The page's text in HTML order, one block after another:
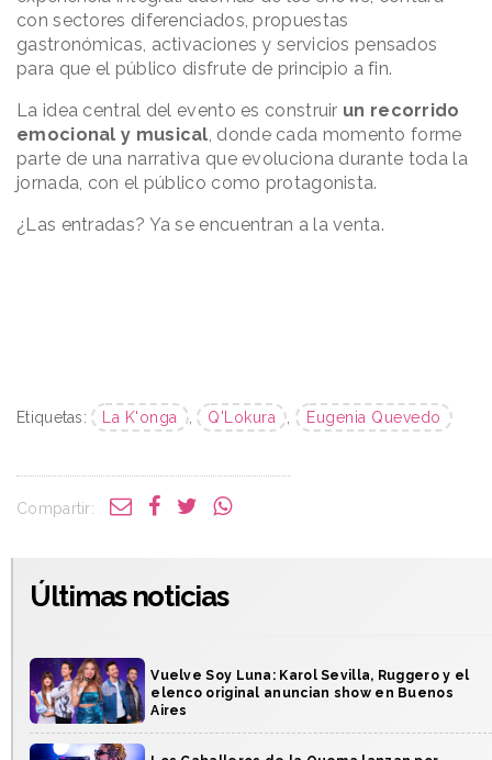
con sectores diferenciados, propuestas
gastronómicas, activaciones y servicios pensados
para que el público disfrute de principio a fin.
La idea central del evento es construir un recorrido
emocional y musical, donde cada momento forme
parte de una narrativa que evoluciona durante toda la
jornada, con el público como protagonista.
¿Las entradas? Ya se encuentran a la venta.
Etiquetas: La K'onga , Q'Lokura , Eugenia Quevedo
Compartir:
Últimas noticias
Vuelve Soy Luna: Karol Sevilla, Ruggero y el
elenco original anuncian show en Buenos
Aires